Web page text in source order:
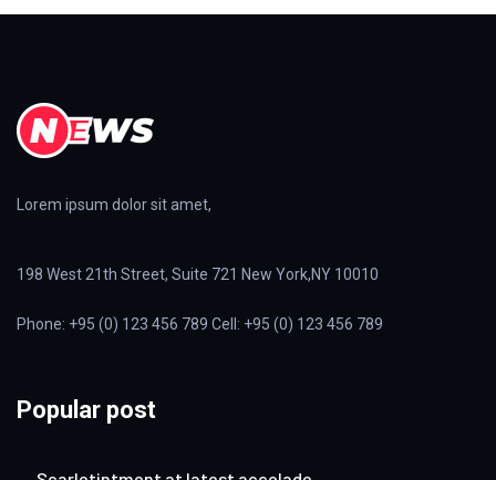
Lorem ipsum dolor sit amet,
198 West 21th Street, Suite 721 New York,NY 10010
Phone: +95 (0) 123 456 789 Cell: +95 (0) 123 456 789
Popular post